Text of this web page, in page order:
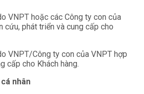
VNPT hoặc các Công ty con của
cứu, phát triển và cung cấp cho
VNPT/Công ty con của VNPT hợp
cấp cho Khách hàng.
nhân